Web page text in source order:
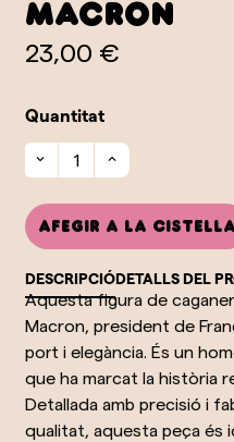
Macron
23,00 €
Quantitat
Afegir a la cistella
DESCRIPCIÓDETALLS DEL
Aquesta figura de
Macron, president de
port i elegància. És un
que ha marcat la història
Detallada amb precisió i
qualitat, aquesta peça és